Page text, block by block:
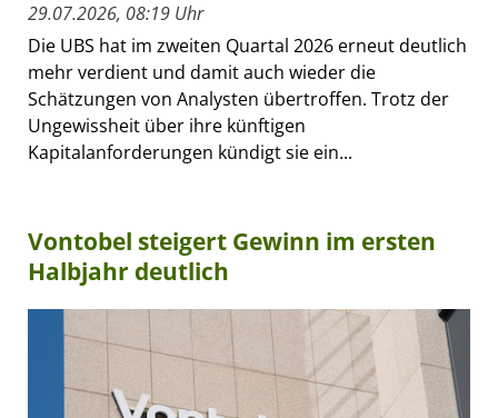
29.07.2026, 08:19 Uhr
Die UBS hat im zweiten Quartal 2026 erneut deutlich
mehr verdient und damit auch wieder die
Schätzungen von Analysten übertroffen. Trotz der
Ungewissheit über ihre künftigen
Kapitalanforderungen kündigt sie ein...
Vontobel steigert Gewinn im ersten
Halbjahr deutlich